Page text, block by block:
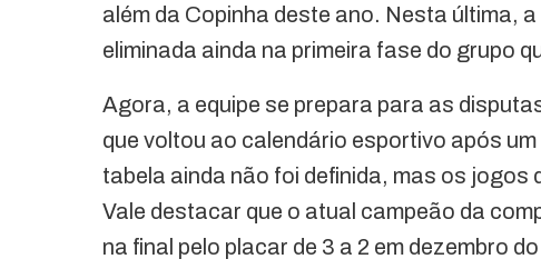
além da Copinha deste ano. Nesta última,
eliminada ainda na primeira fase do grupo
Agora, a equipe se prepara para as
que voltou ao calendário esportivo após
tabela ainda não foi definida, mas os
Vale destacar que o atual campeão da
na final pelo placar de 3 a 2 em dezembro